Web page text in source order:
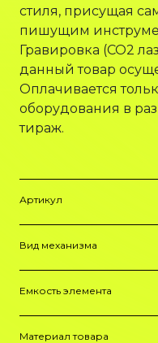
стиля, присущая
пишущим
Гравировка (CO2
данный товар
Оплачивается
оборудования в
тираж.
Артикул
Вид механизма
Емкость элемента
Материал товара